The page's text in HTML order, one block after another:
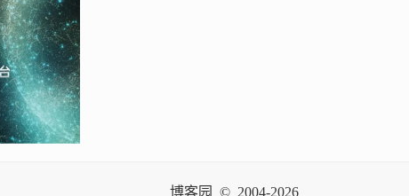
博客园 © 2004-2026